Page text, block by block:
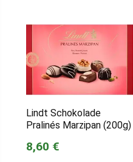
Lindt Schokolade
Pralinés Marzipan (200g)
8,60 €